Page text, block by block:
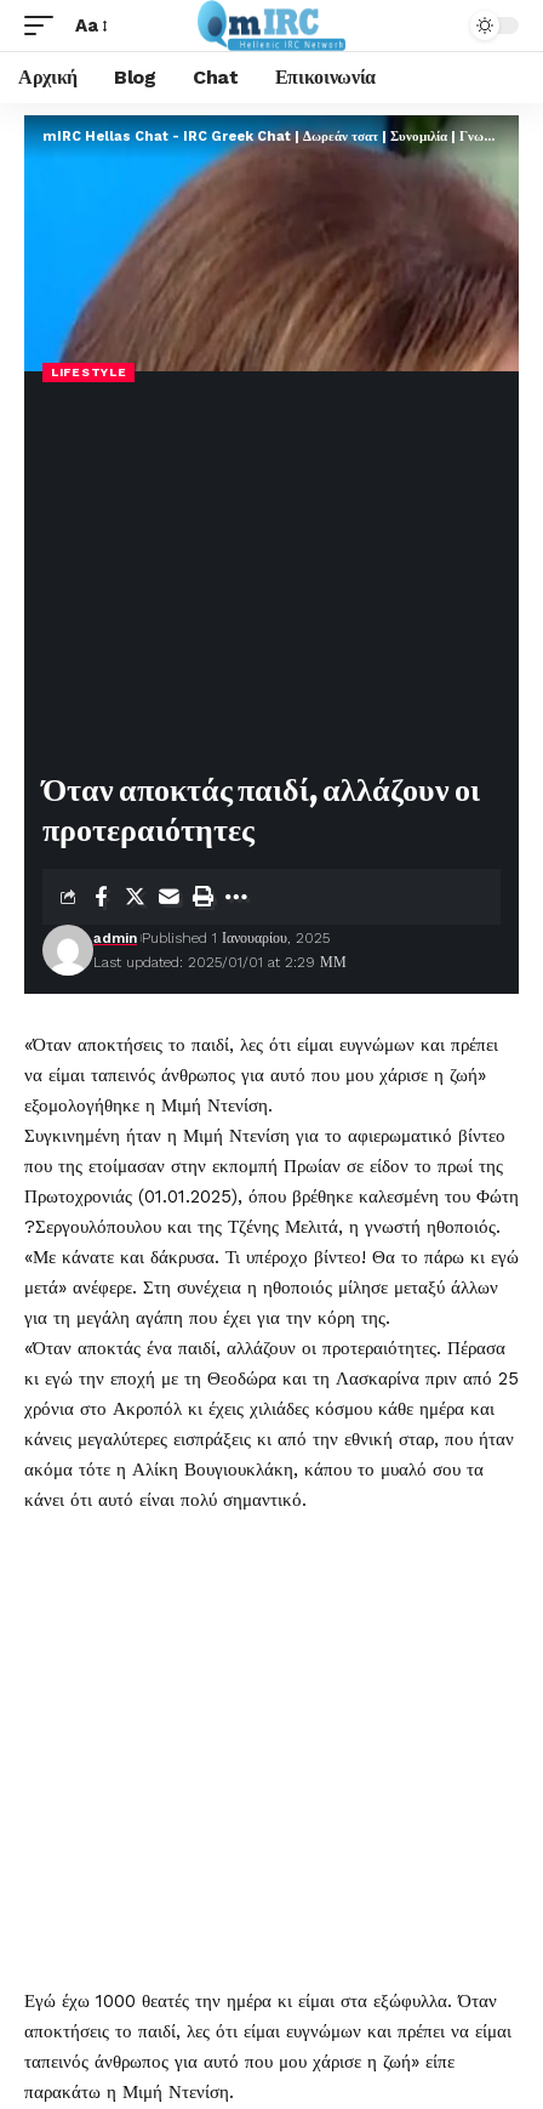
Aa
Αρχική Blog Chat Επικοινωνία
mIRC Hellas Chat - IRC Greek Chat | Δωρεάν τσατ | Συνομιλία | Γνωριμίες | FREE
LIFESTYLE
Όταν αποκτάς παιδί, αλλάζουν οι
προτεραιότητες
Last updated: 2025/01/01 at 2:29 ΜΜ
admin Published 1 Ιανουαρίου, 2025
«Όταν αποκτήσεις το παιδί, λες ότι είμαι ευγνώμων και πρέπει
να είμαι ταπεινός άνθρωπος για αυτό που μου χάρισε η ζωή»
εξομολογήθηκε η Μιμή Ντενίση.
Συγκινημένη ήταν η Μιμή Ντενίση για το αφιερωματικό βίντεο
που της ετοίμασαν στην εκπομπή Πρωίαν σε είδον το πρωί της
Πρωτοχρονιάς (01.01.2025), όπου βρέθηκε καλεσμένη του Φώτη
?Σεργουλόπουλου και της Τζένης Μελιτά, η γνωστή ηθοποιός.
«Με κάνατε και δάκρυσα. Τι υπέροχο βίντεο! Θα το πάρω κι εγώ
μετά» ανέφερε. Στη συνέχεια η ηθοποιός μίλησε μεταξύ άλλων
για τη μεγάλη αγάπη που έχει για την κόρη της.
«Όταν αποκτάς ένα παιδί, αλλάζουν οι προτεραιότητες. Πέρασα
κι εγώ την εποχή με τη Θεοδώρα και τη Λασκαρίνα πριν από 25
χρόνια στο Ακροπόλ κι έχεις χιλιάδες κόσμου κάθε ημέρα και
κάνεις μεγαλύτερες εισπράξεις κι από την εθνική σταρ, που ήταν
ακόμα τότε η Αλίκη Βουγιουκλάκη, κάπου το μυαλό σου τα
κάνει ότι αυτό είναι πολύ σημαντικό.
Εγώ έχω 1000 θεατές την ημέρα κι είμαι στα εξώφυλλα. Όταν
αποκτήσεις το παιδί, λες ότι είμαι ευγνώμων και πρέπει να είμαι
ταπεινός άνθρωπος για αυτό που μου χάρισε η ζωή» είπε
παρακάτω η Μιμή Ντενίση.